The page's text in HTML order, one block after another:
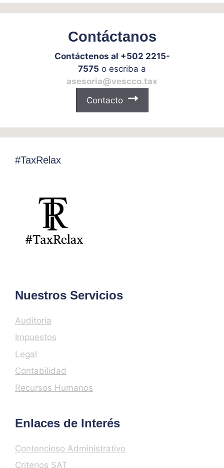
Contáctanos
Contáctenos al +502 2215-
7575 o escriba a
asesoria@vescco.tax
Contacto
#TaxRelax
Nuestros Servicios
Auditoría
Impuestos
Legal
Contabilidad
Recursos Humanos
Enlaces de Interés
Contencioso Administrativo
Criterios SAT